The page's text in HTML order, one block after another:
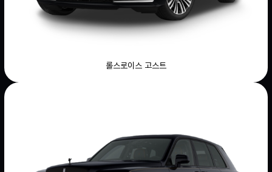
롤스로이스 고스트